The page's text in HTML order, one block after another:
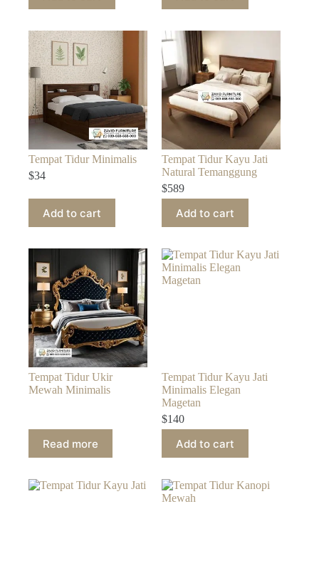
Tempat Tidur Minimalis
$34
Add to cart
Tempat Tidur Kayu Jati
Natural Temanggung
$589
Add to cart
Tempat Tidur Ukir
Mewah Minimalis
Read more
Tempat Tidur Kayu Jati
Minimalis Elegan
Magetan
$140
Add to cart